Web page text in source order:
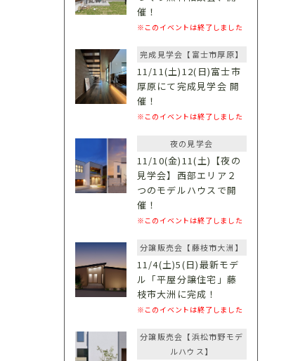
催！
※このイベントは終了しました
完成見学会【富士市厚原】
11/11(土)12(日)富士市
厚原にて完成見学会 開
催！
※このイベントは終了しました
夜の見学会
11/10(金)11(土)【夜の
見学会】西部エリア２
つのモデルハウスで開
催！
※このイベントは終了しました
分譲販売会【藤枝市大洲】
11/4(土)5(日)最新モデ
ル「平屋分譲住宅」藤
枝市大洲に完成！
※このイベントは終了しました
分譲販売会【浜松市野モデ
ルハウス】